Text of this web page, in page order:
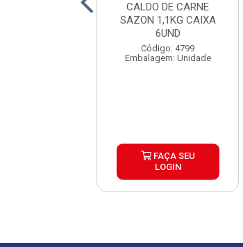
CALDO DE CARNE
SAZON 1,1KG CAIXA
6UND
Código: 4799
Embalagem: Unidade
FAÇA SEU
LOGIN